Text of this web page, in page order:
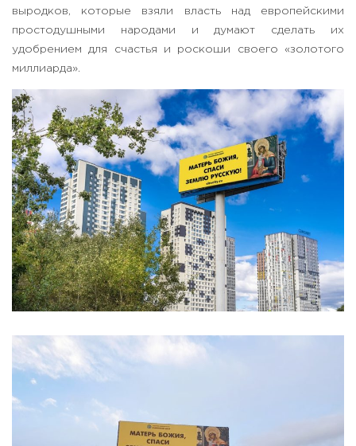
выродков, которые взяли власть над европейскими
простодушными народами и думают сделать их
удобрением для счастья и роскоши своего «золотого
миллиарда».